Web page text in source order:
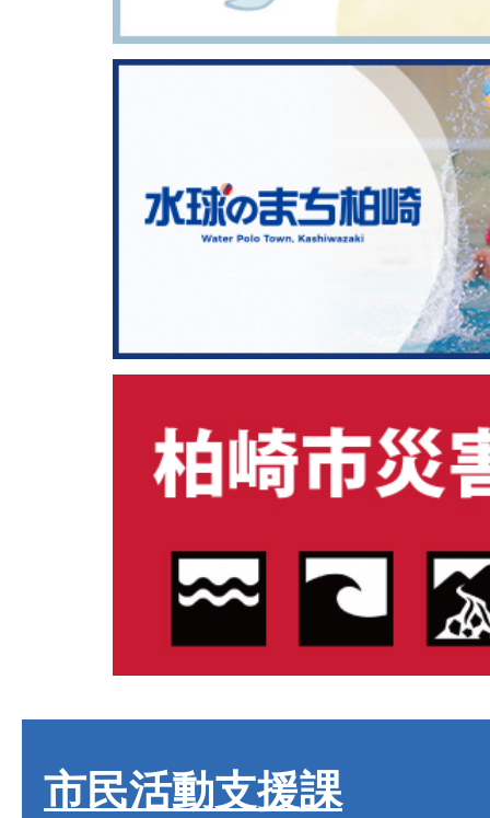
市民活動支援課